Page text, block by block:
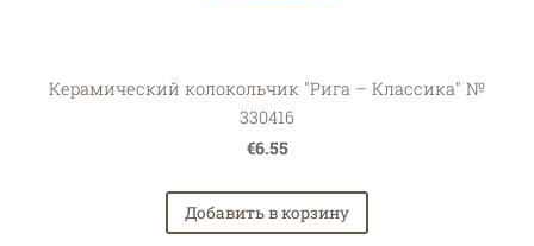
Керамический колокольчик "Рига – Классика" №
330416
€6.55
Добавить в корзину